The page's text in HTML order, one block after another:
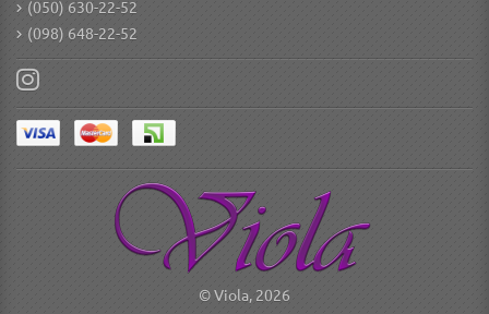
(050) 630-22-52
(098) 648-22-52
© Viola, 2026